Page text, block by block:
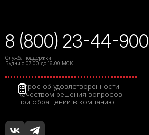
8 (800) 23-44-900
Служба поддержки
Будни с 07:00 до 16:00 МСК
Опрос об удовлетворенности
качеством решения вопросов
при обращении в компанию